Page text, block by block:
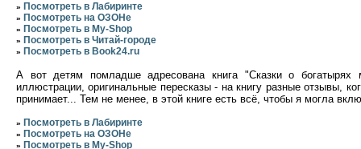
» Посмотреть в Лабиринте
» Посмотреть на ОЗОНе
» Посмотреть в My-Shop
» Посмотреть в Читай-городе
» Посмотреть в Book24.ru
А вот детям помладше адресована книга "Сказки о
иллюстрации, оригинальные пересказы - на книгу разные отзывы,
принимает... Тем не менее, в этой книге есть всё, чтобы я могла
» Посмотреть в Лабиринте
» Посмотреть на ОЗОНе
» Посмотреть в My-Shop